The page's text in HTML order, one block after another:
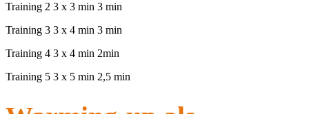
Training 2 3 x 3 min 3 min
Training 3 3 x 4 min 3 min
Training 4 3 x 4 min 2min
Training 5 3 x 5 min 2,5 min